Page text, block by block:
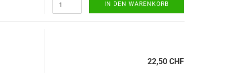
IN DEN WARENKORB
22,50 CHF